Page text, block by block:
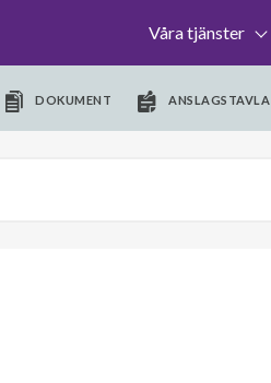
Våra tjänster
DOKUMENT ANSLAGSTAVLA